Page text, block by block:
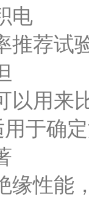
电
推荐试
以用来
于确
缘性能